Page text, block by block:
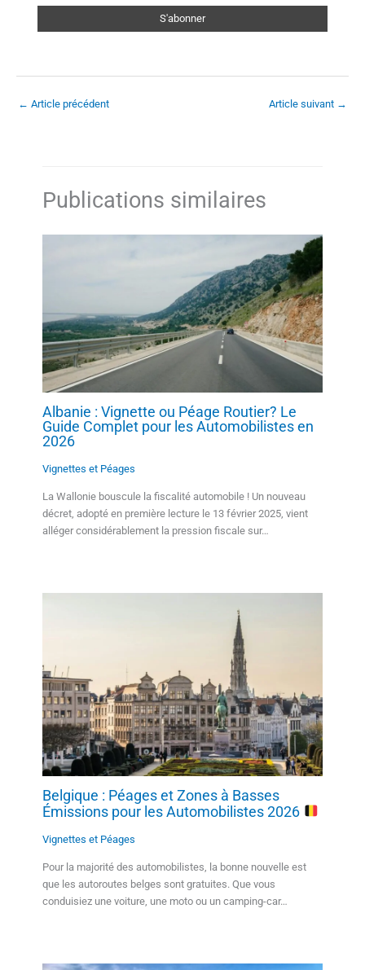
← Article précédent Article suivant →
Publications similaires
Albanie : Vignette ou Péage Routier? Le
Guide Complet pour les Automobilistes en
2026
Vignettes et Péages
La Wallonie bouscule la fiscalité automobile ! Un nouveau
décret, adopté en première lecture le 13 février 2025, vient
alléger considérablement la pression fiscale sur…
Belgique : Péages et Zones à Basses
Émissions pour les Automobilistes 2026
Vignettes et Péages
Pour la majorité des automobilistes, la bonne nouvelle est
que les autoroutes belges sont gratuites. Que vous
conduisiez une voiture, une moto ou un camping-car…